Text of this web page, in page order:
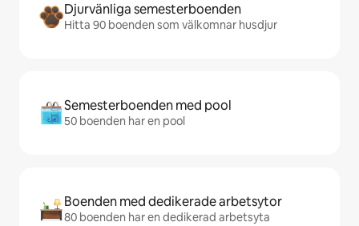
Djurvänliga semesterboenden
Hitta 90 boenden som välkomnar husdjur
Semesterboenden med pool
50 boenden har en pool
Boenden med dedikerade arbetsytor
80 boenden har en dedikerad arbetsyta